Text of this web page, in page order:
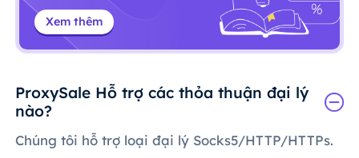
Xem thêm
ProxySale Hỗ trợ các thỏa thuận đại lý
nào?
Chúng tôi hỗ trợ loại đại lý Socks5/HTTP/HTTPs.